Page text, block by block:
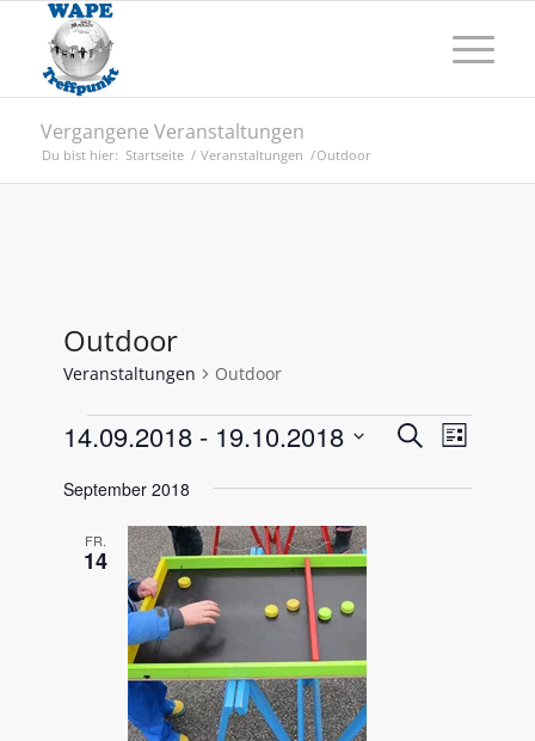
Vergangene Veranstaltungen
Du bist hier: Startseite / Veranstaltungen /Outdoor
Outdoor
Veranstaltungen Outdoor
Veranstaltungen SucheListe
14.09.2018 - 19.10.2018
wählen.
September 2018
FR.
14